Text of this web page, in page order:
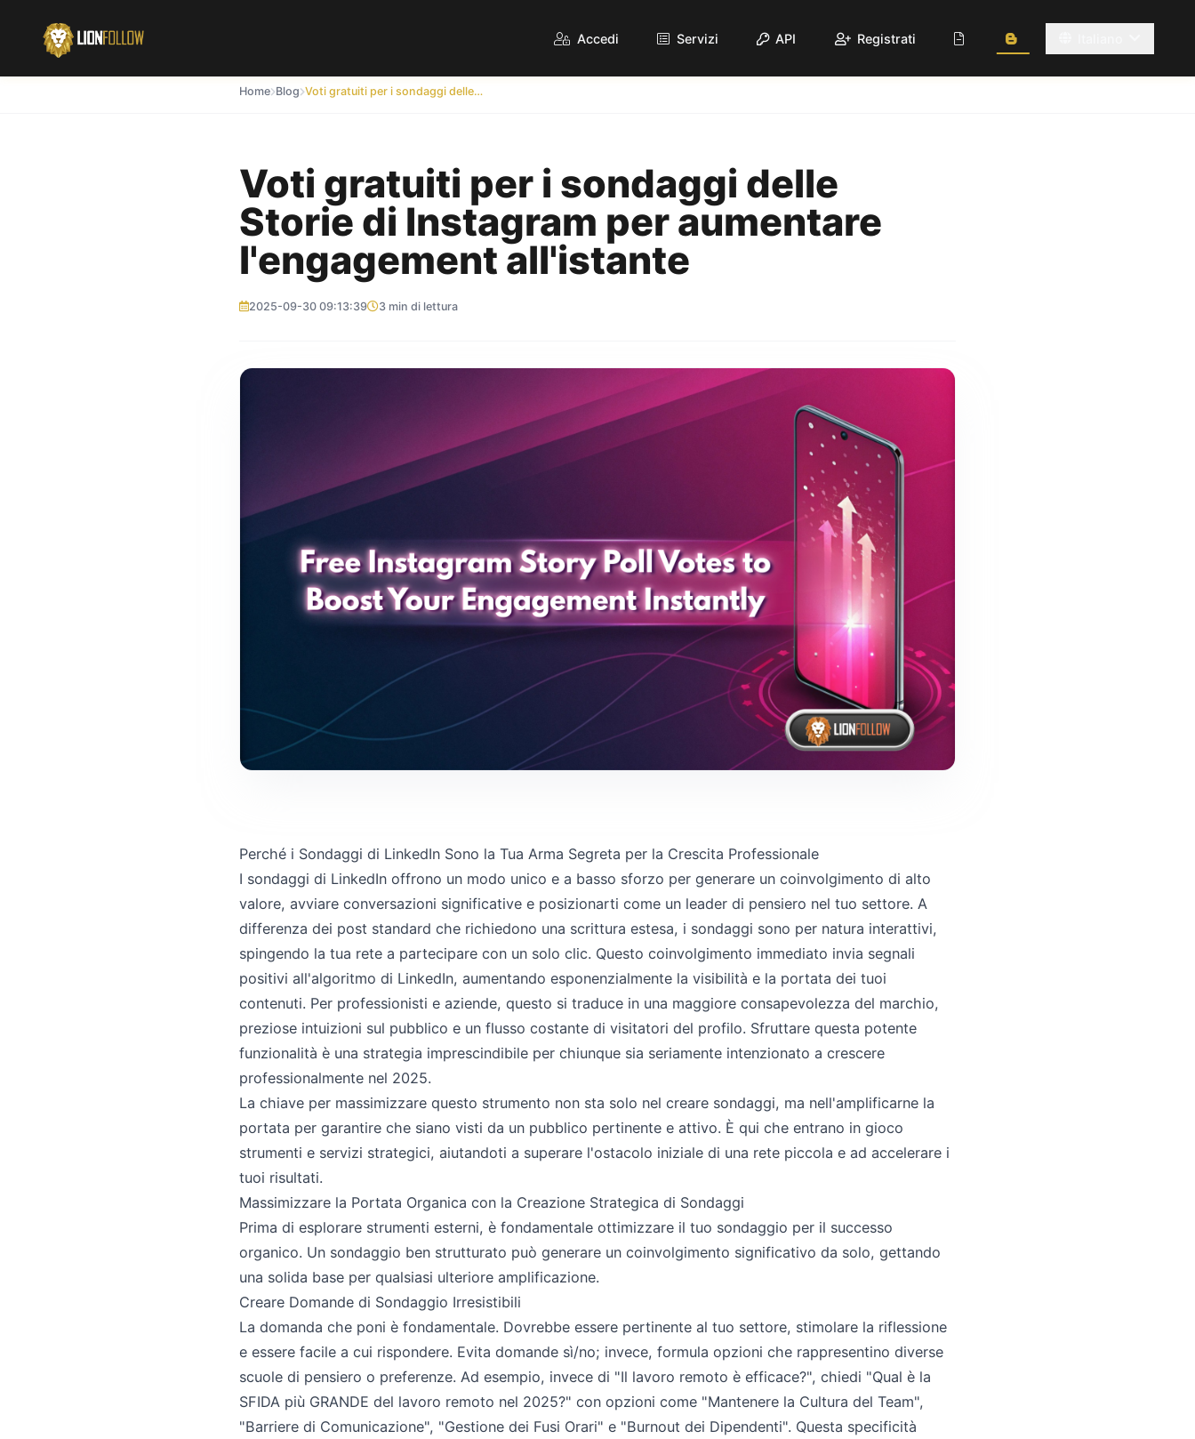
Accedi Servizi API Registrati
Home Blog Voti gratuiti per i sondaggi delle Storie di Instagram per aumentare l'engagement all'istante
Voti gratuiti per i sondaggi delle
Storie di Instagram per aumentare
l'engagement all'istante
2025-09-30 09:13:39 3 min di lettura
Perché i Sondaggi di LinkedIn Sono la Tua Arma Segreta per la Crescita Professionale
I sondaggi di LinkedIn offrono un modo unico e a basso sforzo per generare un coinvolgimento di alto
valore, avviare conversazioni significative e posizionarti come un leader di pensiero nel tuo settore. A
differenza dei post standard che richiedono una scrittura estesa, i sondaggi sono per natura interattivi,
spingendo la tua rete a partecipare con un solo clic. Questo coinvolgimento immediato invia segnali
positivi all'algoritmo di LinkedIn, aumentando esponenzialmente la visibilità e la portata dei tuoi
contenuti. Per professionisti e aziende, questo si traduce in una maggiore consapevolezza del marchio,
preziose intuizioni sul pubblico e un flusso costante di visitatori del profilo. Sfruttare questa potente
funzionalità è una strategia imprescindibile per chiunque sia seriamente intenzionato a crescere
professionalmente nel 2025.
La chiave per massimizzare questo strumento non sta solo nel creare sondaggi, ma nell'amplificarne la
portata per garantire che siano visti da un pubblico pertinente e attivo. È qui che entrano in gioco
strumenti e servizi strategici, aiutandoti a superare l'ostacolo iniziale di una rete piccola e ad accelerare i
tuoi risultati.
Massimizzare la Portata Organica con la Creazione Strategica di Sondaggi
Prima di esplorare strumenti esterni, è fondamentale ottimizzare il tuo sondaggio per il successo
organico. Un sondaggio ben strutturato può generare un coinvolgimento significativo da solo, gettando
una solida base per qualsiasi ulteriore amplificazione.
Creare Domande di Sondaggio Irresistibili
La domanda che poni è fondamentale. Dovrebbe essere pertinente al tuo settore, stimolare la riflessione
e essere facile a cui rispondere. Evita domande sì/no; invece, formula opzioni che rappresentino diverse
scuole di pensiero o preferenze. Ad esempio, invece di "Il lavoro remoto è efficace?", chiedi "Qual è la
SFIDA più GRANDE del lavoro remoto nel 2025?" con opzioni come "Mantenere la Cultura del Team",
"Barriere di Comunicazione", "Gestione dei Fusi Orari" e "Burnout dei Dipendenti". Questa specificità